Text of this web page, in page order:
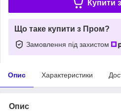
Купити з
Що таке купити з Пром?
Замовлення під захистом
Опис Характеристики
Опис